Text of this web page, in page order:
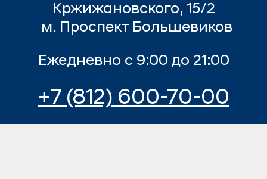
Кржижановского, 15/2
м. Проспект Большевиков
Ежедневно с 9:00 до 21:00
+7 (812) 600-70-00